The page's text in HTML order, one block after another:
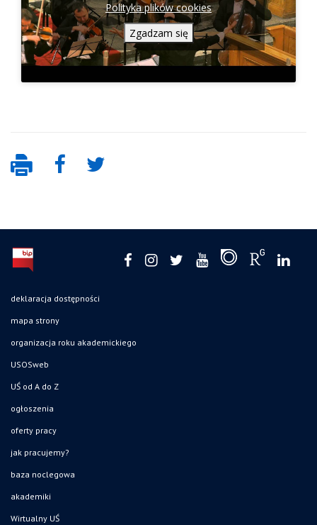
Polityka plików cookies
Zgadzam się
deklaracja dostępności
mapa strony
organizacja roku akademickiego
USOSweb
UŚ od A do Z
ogłoszenia
oferty pracy
jak pracujemy?
baza noclegowa
akademiki
Wirtualny UŚ